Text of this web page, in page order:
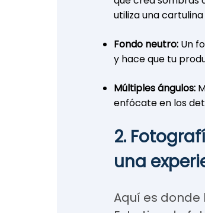
utiliza una
Fondo neutro: Un
y hace que tu
Múltiples ángulos:
enfócate en los
2.
una
Aquí es